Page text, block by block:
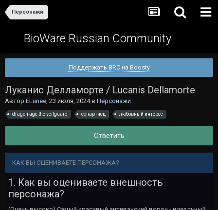
Персонажи
BioWare Russian Community
Поддержать BRC на Boosty
Луканис Делламорте / Lucanis Dellamorte
Автор ELunee, 23 июля, 2024в Персонажи
dragon age the veilguard сопартиец любовный интерес
Ответить
КАК ВЫ ОЦЕНИВАЕТЕ ПЕРСОНАЖА?
1. Как вы оцениваете внешность
персонажа?